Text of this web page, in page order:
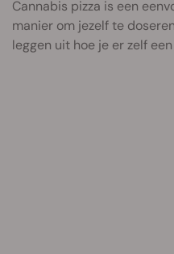
Cannabis pizza is een
manier om jezelf te
leggen uit hoe je er zelf